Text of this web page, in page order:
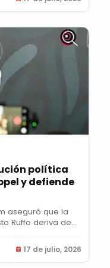
política
y defiende
aseguró que la
Ruffo deriva de...
17 de julio, 2026